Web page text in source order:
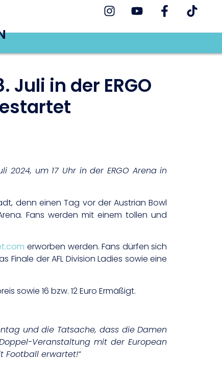
in der ERGO
2024, um 17 Uhr in der ERGO Arena in
denn einen Tag vor der Austrian Bowl
Fans werden mit einem tollen und
erworben werden. Fans dürfen sich
der AFL Division Ladies sowie eine
sowie 16 bzw. 12 Euro Ermäßigt.
und die Tatsache, dass die Damen
Veranstaltung mit der European
Football erwartet!“